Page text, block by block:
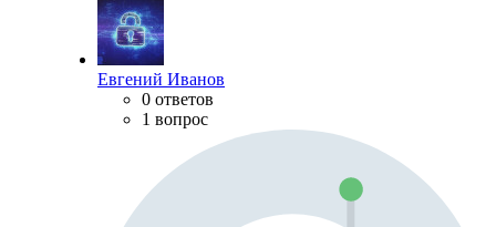
Евгений Иванов
0 ответов
1 вопрос